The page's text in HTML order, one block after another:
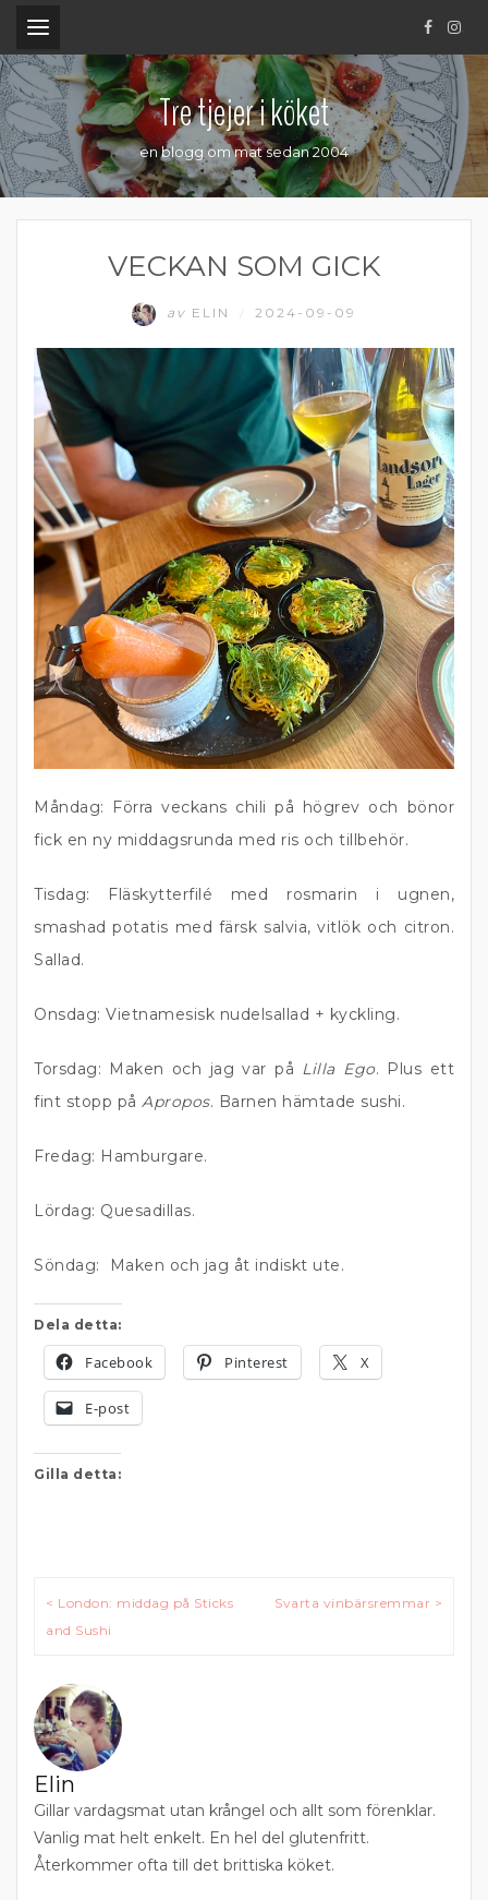
.
Tre tjejer i köket
en blogg om mat sedan 2004
VECKAN SOM GICK
av ELIN 2024-09-09
Måndag: Förra veckans chili på högrev och bönor
fick en ny middagsrunda med ris och tillbehör.
Tisdag: Fläskytterfilé med rosmarin i ugnen,
smashad potatis med färsk salvia, vitlök och citron.
Sallad.
Onsdag: Vietnamesisk nudelsallad + kyckling.
Torsdag: Maken och jag var på Lilla Ego. Plus ett
fint stopp på Apropos. Barnen hämtade sushi.
Fredag: Hamburgare.
Lördag: Quesadillas.
Söndag: Maken och jag åt indiskt ute.
Dela detta:
Facebook Pinterest X
E-post
Gilla detta:
Inläggsnavigering
< London: middag på Sticks
and Sushi
Svarta vinbärsremmar >
Elin
Gillar vardagsmat utan krångel och allt som förenklar.
Vanlig mat helt enkelt. En hel del glutenfritt.
Återkommer ofta till det brittiska köket.